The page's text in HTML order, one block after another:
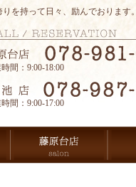
を持って日々、励んでおります。
間：9:00-18:00
間：9:00-17:00